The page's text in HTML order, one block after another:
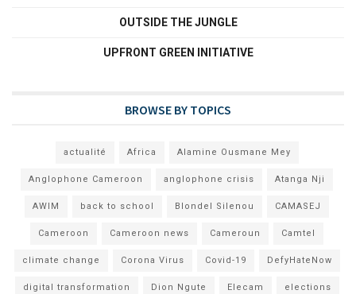
OUTSIDE THE JUNGLE
UPFRONT GREEN INITIATIVE
BROWSE BY TOPICS
actualité Africa Alamine Ousmane Mey
Anglophone Cameroon anglophone crisis Atanga Nji
AWIM back to school Blondel Silenou CAMASEJ
Cameroon Cameroon news Cameroun Camtel
climate change Corona Virus Covid-19 DefyHateNow
digital transformation Dion Ngute Elecam elections